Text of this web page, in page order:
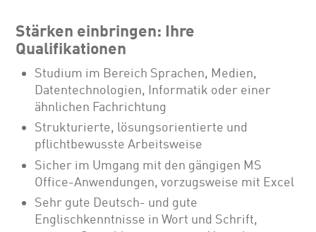
Stärken einbringen: Ihre
Qualifikationen
Studium im Bereich Sprachen, Medien,
Datentechnologien, Informatik oder einer
ähnlichen Fachrichtung
Strukturierte, lösungsorientierte und
pflichtbewusste Arbeitsweise
Sicher im Umgang mit den gängigen MS
Office-Anwendungen, vorzugsweise mit Excel
Sehr gute Deutsch- und gute
Englischkenntnisse in Wort und Schrift,